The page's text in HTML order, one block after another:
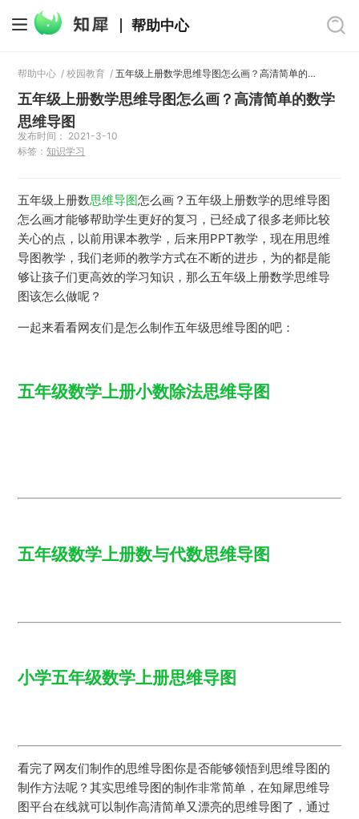
帮助中心
帮助中心 /校园教育 / 五年级上册数学思维导图怎么画？高清简单的数学思维导图
五年级上册数学思维导图怎么画？高清简单的数学
思维导图
发布时间： 2021-3-10
标签：知识学习
五年级上册数思维导图怎么画？五年级上册数学的思维导图
怎么画才能够帮助学生更好的复习，已经成了很多老师比较
关心的点，以前用课本教学，后来用PPT教学，现在用思维
导图教学，我们老师的教学方式在不断的进步，为的都是能
够让孩子们更高效的学习知识，那么五年级上册数学思维导
图该怎么做呢？
一起来看看网友们是怎么制作五年级思维导图的吧：
五年级数学上册小数除法思维导图
五年级数学上册数与代数思维导图
小学五年级数学上册思维导图
看完了网友们制作的思维导图你是否能够领悟到思维导图的
制作方法呢？其实思维导图的制作非常简单，在知犀思维导
图平台在线就可以制作高清简单又漂亮的思维导图了，通过